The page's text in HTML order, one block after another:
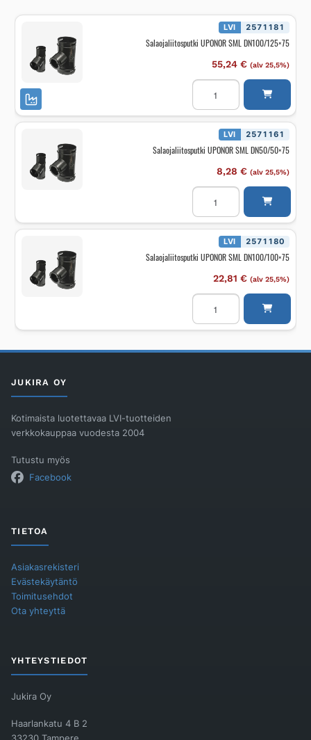
LVI 2571181
Salaojaliitosputki UPONOR SML DN100/125×75
55,24 € (alv 25,5%)
Salaojaliitosputki
UPONOR
DN100/125x75
määrä
LVI 2571161
Salaojaliitosputki UPONOR SML DN50/50×75
8,28 € (alv 25,5%)
Salaojaliitosputki
UPONOR
DN50/50x75
määrä
LVI 2571180
Salaojaliitosputki UPONOR SML DN100/100×75
22,81 € (alv 25,5%)
Salaojaliitosputki
UPONOR
DN100/100x75
JUKIRA OY
Kotimaista luotettavaa LVI-tuotteiden
verkkokauppaa vuodesta 2004
Tutustu myös
Facebook
TIETOA
Asiakasrekisteri
Evästekäytäntö
Toimitusehdot
Ota yhteyttä
YHTEYSTIEDOT
Jukira Oy
Haarlankatu 4 B 2